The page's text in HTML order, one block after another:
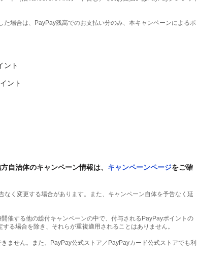
場合は、PayPay残高でのお支払い分のみ、本キャンペーンによるポ
ント
ント
自治体のキャンペーン情報は、 キャンペーンページをご確
く変更する場合があります。また、キャンペーン自体を予告なく延
催する他の総付キャンペーンの中で、付与されるPayPayポイントの
る場合を除き、それらが重複適用されることはありません。
ません。また、PayPay公式ストア／PayPayカード公式ストアでも利